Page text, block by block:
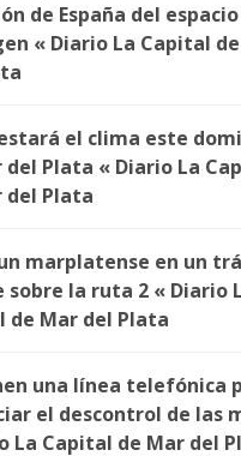
de España del espacio
« Diario La Capital
el clima este
del Plata « Diario La
del Plata
marplatense en un
sobre la ruta 2 « Diario
de Mar del Plata
una línea telefónica
el descontrol de las
La Capital de Mar del